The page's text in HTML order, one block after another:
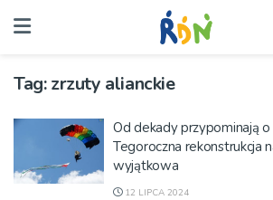
Tag:zrzuty alianckie
Od dekady przypominają o
Tegoroczna rekonstrukcja
wyjątkowa
12 LIPCA 2024